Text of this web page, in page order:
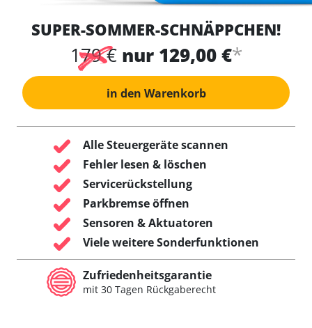
SUPER-SOMMER-SCHNÄPPCHEN!
179 € nur 129,00 €*
in den Warenkorb
Alle Steuergeräte scannen
Fehler lesen & löschen
Servicerückstellung
Parkbremse öffnen
Sensoren & Aktuatoren
Viele weitere Sonderfunktionen
Zufriedenheitsgarantie
mit 30 Tagen Rückgaberecht